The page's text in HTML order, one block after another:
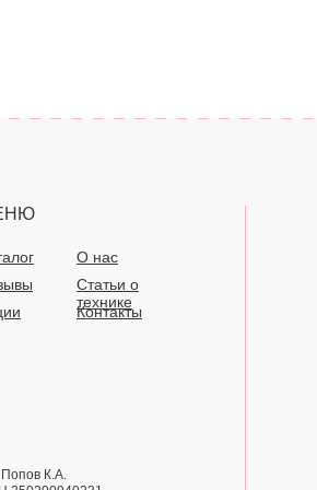
О нас
Статьи о
технике
Контакты
К.А.